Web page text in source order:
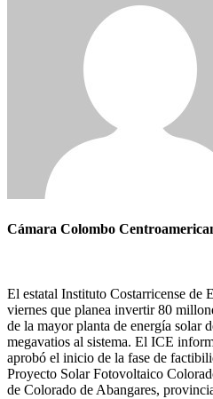
Cámara Colombo
El estatal Instituto Costarricense de
viernes que planea invertir 80
de la mayor planta de energía solar
megavatios al sistema. El ICE
aprobó el inicio de la fase de
Proyecto Solar Fotovoltaico
de Colorado de Abangares,